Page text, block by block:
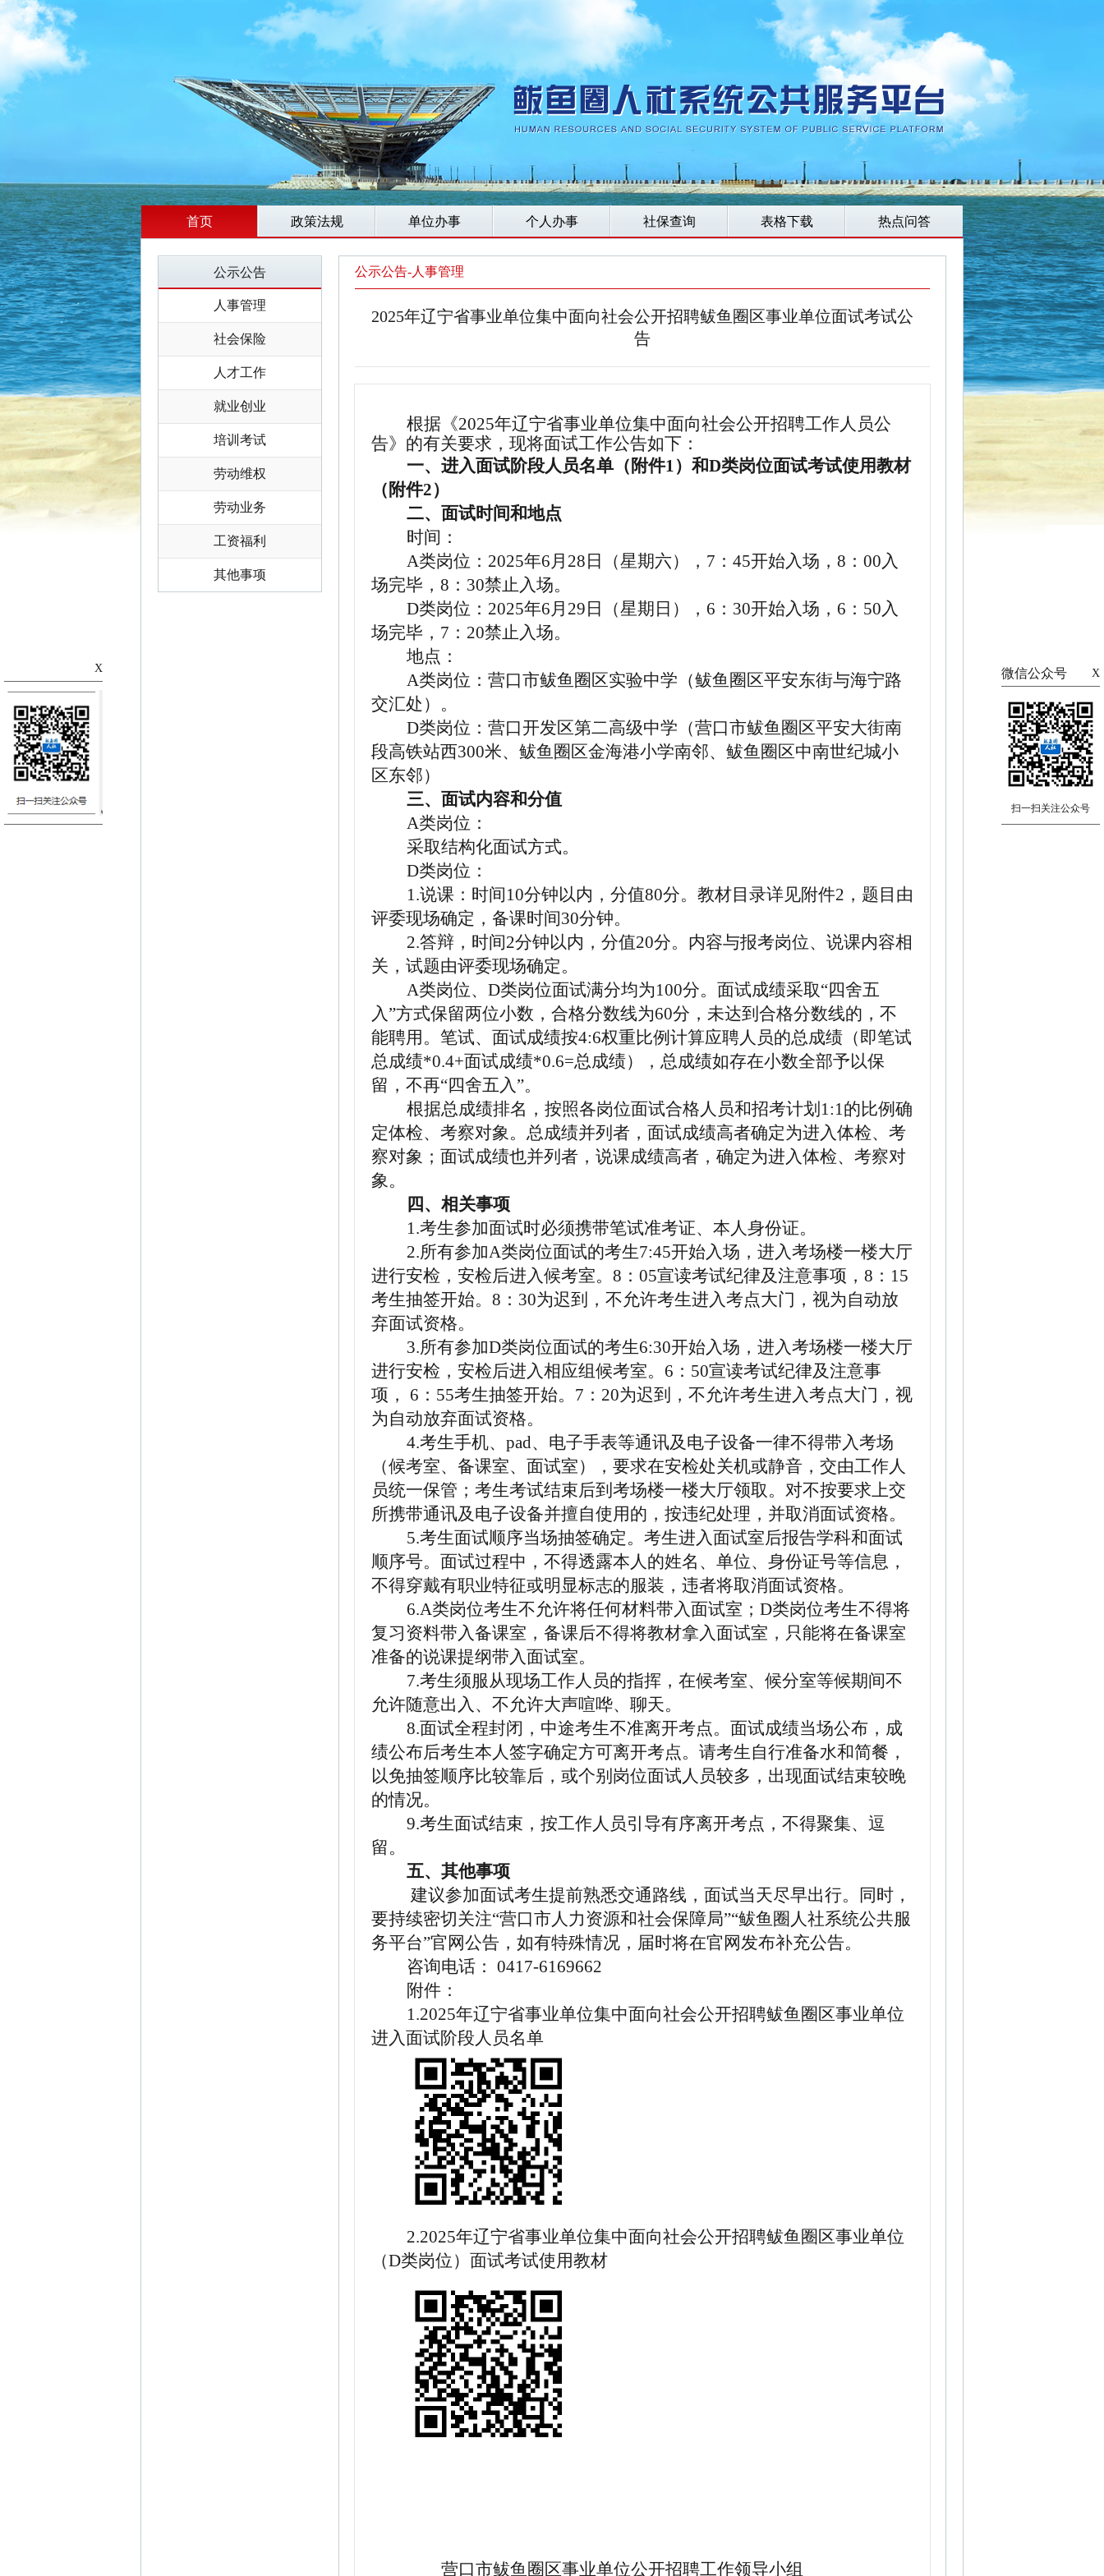
首页 政策法规 单位办事 个人办事 社保查询 表格下载 热点问答
公示公告
人事管理
社会保险
人才工作
就业创业
培训考试
劳动维权
劳动业务
工资福利
其他事项
公示公告-人事管理
2025年辽宁省事业单位集中面向社会公开招聘鲅鱼圈区事业单位面试考试公
告
根据《2025年辽宁省事业单位集中面向社会公开招聘工作人员公
告》的有关要求，现将面试工作公告如下：
一、 进入面试阶段人员名单（附件1） 和D类岗位面试考试使用教材
（附件2）
二、面试时间和地点
时间：
A类岗位： 2025年6月 28 日 （星期六）， 7 ： 45开始入场 ， 8 ： 00入
场完毕 ， 8 ： 30禁止入场。
D类岗位： 2025年6月 29 日 （星期日）， 6 ： 30开始入场 ， 6 ： 50入
场完毕， 7 ： 20禁止入场。
地点：
A类岗位： 营口市鲅鱼圈区实验中学（鲅鱼圈区平安东街与海宁路
交汇处）。
D类岗位：营口开发区第二高级中学（营口市鲅鱼圈区平安大街南
段高铁站西300米、鲅鱼圈区金海港小学南邻、鲅鱼圈区中南世纪城小
区东邻）
三、面试内容和分值
A类岗位：
采取结构化面试方式。
D类岗位：
1.说课：时间10分钟以内，分值80分。教材目录详见附件2 ，题目由
评委现场确定，备课时间30分钟。
2.答辩，时间2分钟以内， 分值20分。内容与报考岗位、说课内容相
关，试题由评委现场确定。
A类岗位、D类岗位面试满分均为100分。面试成绩采取“四舍五
入”方式保留两位小数， 合格分数线为60分，未达到合格分数线的，不
能聘用 。笔试、面试成绩按4:6权重比例 计算应聘人员的总成绩（即笔试
总成绩*0.4+面试成绩*0.6=总成绩），总成绩如存在小数全部予以保
留，不再“四舍五入”。
根据总成绩排名，按照各岗位面试合格人员和招考计划 1:1的比例确
定体检、考察对象。总成绩并列者，面试成绩高者确定为进入体检、考
察对象；面试成绩也并列者，说课成绩高者，确定为进入体检、考察对
象。
四 、相关事项
1.考生参加面试时必须携带笔试准考证、本人身份证。
2.所有参加A类岗位面试的考生7:45开始入场，进入考场楼一楼大厅
进行安检，安检后进入候考室。 8 ： 05宣读考试纪律及注意事项， 8 ： 15
考生抽签开始。 8 ： 30为迟到，不允许考生进入考点大门，视为自动放
弃面试资格。
3.所有参加D类岗位面试的考生6:30开始入场，进入考场楼一楼大厅
进行安检，安检后进入相应组候考室。 6 ： 50宣读考试纪律及注意事
项，
6 ： 55考生抽签开始。 7 ： 20为迟到，不允许考生进入考点大门，视
为自动放弃面试资格。
4.考生手机、 pad、电子手表等通讯及电子设备一律不得带入考场
（候考室、备课室、面试室），要求在安检处关机或静音，交由工作人
员统一保管；考生考试结束后到 考场楼一楼大厅领取。对不按要求上交
所携带通讯及电子设备并擅自使用的，按违纪处理，并取消面试资格。
5.考生面试顺序当场抽签确定。考生进入面试室后报告学科和面试
顺序号。面试过程中，不得透露本人的姓名、单位、身份证号等信息，
不得穿戴有职业特征或明显标志的服装，违者将取消面试资格。
6.A类岗位考生不允许将任何材料带入面试室；D类岗位考生不得将
复习资料带入备课室，备课后不得将教材拿入面试室，只能将在备课室
准备的说课提纲带入面试室。
7.考生须服从现场工作人员的指挥，在候考室、候分室等候期间不
允许随意出入、不允许大声喧哗、聊天。
8.面试全程封闭，中途考生不准离开考点。面试成绩当场公布，成
绩公布后考生本人签字确定方可离开考点。请考生自行准备水和简餐，
以免抽签顺序比较靠后，或个别岗位面试人员较多，出现面试结束较晚
的情况。
9.考生面试结束，按工作人员引导有序离开考点，不得聚集、逗
留。
五、其他事项
建议参加面试考生提前熟悉交通路线，面试当天尽早出行。
同时，
要持续密切关注“营口市人力资源和社会保障局”“鲅鱼圈人社系统公共服
务平台”官网公告，如有特殊情况，届时将在官网发布补充公告。
咨询电话： 0417-6169662
附件：
1.2025年辽宁省事业单位集中面向社会公开招聘鲅鱼圈区事业单位
进入面试阶段人员名单
2.2025年辽宁省事业单位集中面向社会公开招聘鲅鱼圈区事业单位
（D类岗位 ） 面试考试使用教材
营口市鲅鱼圈区事业单位公开招聘工作领导小组
X 微信公众号 X
扫一扫关注公众号